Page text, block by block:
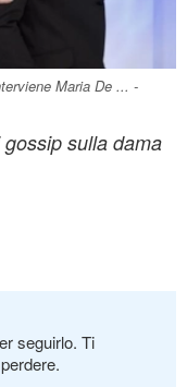
Maria De ... -
sulla dama
seguirlo. Ti